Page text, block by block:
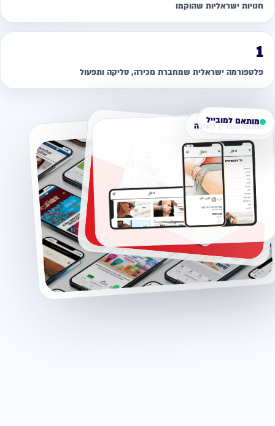
חנויות ישראליות שהוקמו
1
פלטפורמה ישראלית שמחברת מכירה, סליקה ותפעול
חנות אונליין פעילה
מותאם למובייל